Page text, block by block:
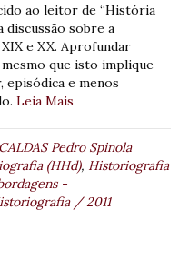
ao leitor de “História
discussão sobre a
e XX. Aprofundar
que isto implique
episódica e menos
Leia Mais
CALDAS Pedro Spinola
(HHd), Historiografia
-
/ 2011